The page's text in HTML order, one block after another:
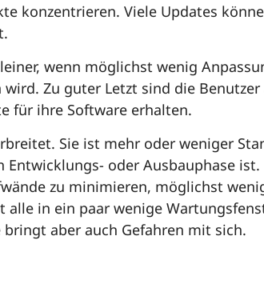
konzentrieren. Viele Updates
wenn möglichst wenig
Zu guter Letzt sind die Benutzer
für ihre Software erhalten.
Sie ist mehr oder weniger
oder Ausbauphase ist.
zu minimieren, möglichst
alle in ein paar wenige
aber auch Gefahren mit sich.